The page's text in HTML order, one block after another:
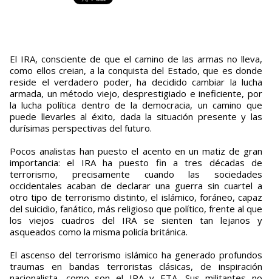
El IRA, consciente de que el camino de las armas no lleva,
como ellos creian, a la conquista del Estado, que es donde
reside el verdadero poder, ha decidido cambiar la lucha
armada, un método viejo, desprestigiado e ineficiente, por
la lucha política dentro de la democracia, un camino que
puede llevarles al éxito, dada la situación presente y las
durísimas perspectivas del futuro.
Pocos analistas han puesto el acento en un matiz de gran
importancia: el IRA ha puesto fin a tres décadas de
terrorismo, precisamente cuando las sociedades
occidentales acaban de declarar una guerra sin cuartel a
otro tipo de terrorismo distinto, el islámico, foráneo, capaz
del suicidio, fanático, más religioso que político, frente al que
los viejos cuadros del IRA se sienten tan lejanos y
asqueados como la misma policía británica.
El ascenso del terrorismo islámico ha generado profundos
traumas en bandas terroristas clásicas, de inspiración